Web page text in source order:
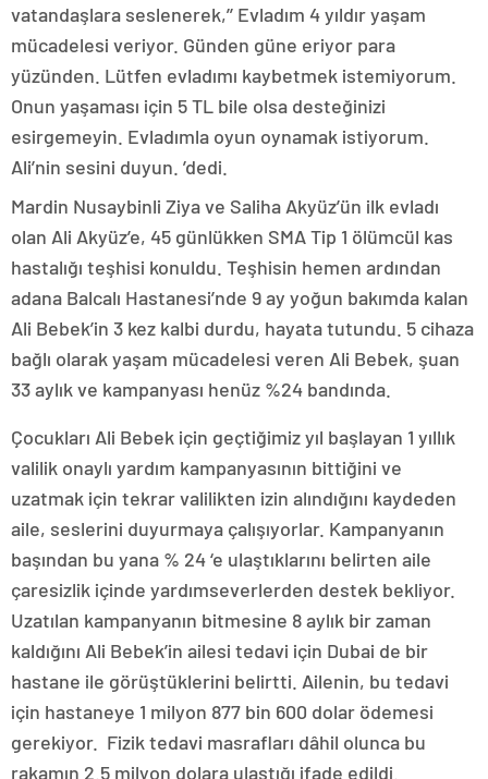
vatandaşlara seslenerek,’’ Evladım 4 yıldır yaşam
mücadelesi veriyor. Günden güne eriyor para
yüzünden. Lütfen evladımı kaybetmek istemiyorum.
Onun yaşaması için 5 TL bile olsa desteğinizi
esirgemeyin. Evladımla oyun oynamak istiyorum.
Ali’nin sesini duyun. ’dedi.
Mardin Nusaybinli Ziya ve Saliha Akyüz’ün ilk evladı
olan Ali Akyüz’e, 45 günlükken SMA Tip 1 ölümcül kas
hastalığı teşhisi konuldu. Teşhisin hemen ardından
adana Balcalı Hastanesi’nde 9 ay yoğun bakımda kalan
Ali Bebek’in 3 kez kalbi durdu, hayata tutundu. 5 cihaza
bağlı olarak yaşam mücadelesi veren Ali Bebek, şuan
33 aylık ve kampanyası henüz %24 bandında.
Çocukları Ali Bebek için geçtiğimiz yıl başlayan 1 yıllık
valilik onaylı yardım kampanyasının bittiğini ve
uzatmak için tekrar valilikten izin alındığını kaydeden
aile, seslerini duyurmaya çalışıyorlar. Kampanyanın
başından bu yana % 24 ‘e ulaştıklarını belirten aile
çaresizlik içinde yardımseverlerden destek bekliyor.
Uzatılan kampanyanın bitmesine 8 aylık bir zaman
kaldığını Ali Bebek’in ailesi tedavi için Dubai de bir
hastane ile görüştüklerini belirtti. Ailenin, bu tedavi
için hastaneye 1 milyon 877 bin 600 dolar ödemesi
gerekiyor. Fizik tedavi masrafları dâhil olunca bu
rakamın 2.5 milyon dolara ulaştığı ifade edildi.